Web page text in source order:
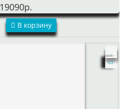
19090р.
В корзину